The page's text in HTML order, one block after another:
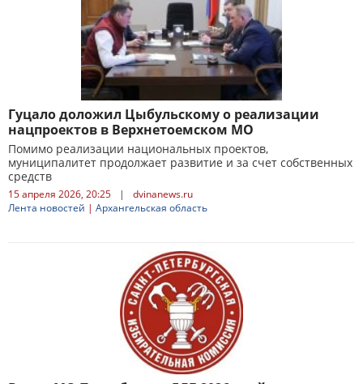
Гуцало доложил Цыбульскому о реализации
нацпроектов в Верхнетоемском МО
Помимо реализации национальных проектов,
муниципалитет продолжает развитие и за счет собственных
средств
15 апреля 2026, 20:25 |
dvinanews.ru
Лента новостей | Архангельская область